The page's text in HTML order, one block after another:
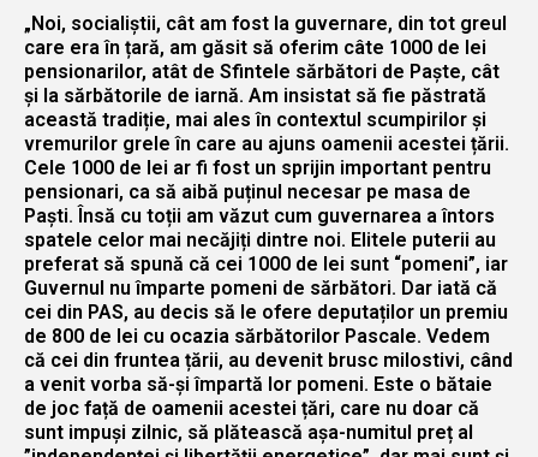
„Noi, socialiștii, cât am fost la guvernare, din tot greul
care era în țară, am găsit să oferim câte 1000 de lei
pensionarilor, atât de Sfintele sărbători de Paște, cât
și la sărbătorile de iarnă. Am insistat să fie păstrată
această tradiție, mai ales în contextul scumpirilor și
vremurilor grele în care au ajuns oamenii acestei țării.
Cele 1000 de lei ar fi fost un sprijin important pentru
pensionari, ca să aibă puținul necesar pe masa de
Paști. Însă cu toții am văzut cum guvernarea a întors
spatele celor mai necăjiți dintre noi. Elitele puterii au
preferat să spună că cei 1000 de lei sunt “pomeni”, iar
Guvernul nu împarte pomeni de sărbători. Dar iată că
cei din PAS, au decis să le ofere deputaților un premiu
de 800 de lei cu ocazia sărbătorilor Pascale. Vedem
că cei din fruntea țării, au devenit brusc milostivi, când
a venit vorba să-și împartă lor pomeni. Este o bătaie
de joc față de oamenii acestei țări, care nu doar că
sunt impuși zilnic, să plătească așa-numitul preț al